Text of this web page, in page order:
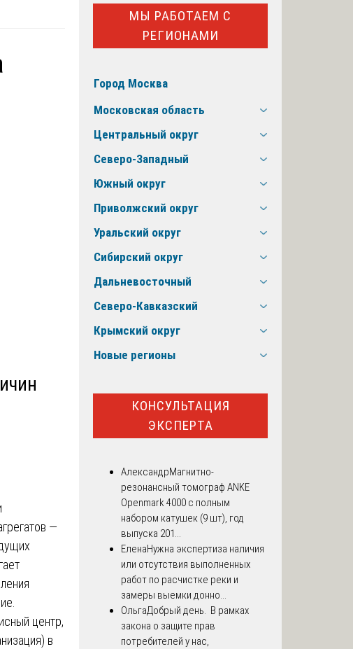
—
центр,
в
МЫ РАБОТАЕМ С
РЕГИОНАМИ
Город Москва
Московская область
Центральный округ
Северо-Западный
Южный округ
Приволжский округ
Уральский округ
Сибирский округ
Дальневосточный
Северо-Кавказский
Крымский округ
Новые регионы
КОНСУЛЬТАЦИЯ
ЭКСПЕРТА
АлександрМагнитно-
резонансный томограф ANKE
Openmark 4000 с полным
набором катушек (9 шт), год
выпуска 201...
ЕленаНужна экспертиза наличия
или отсутствия выполненных
работ по расчистке реки и
замеры выемки донно...
ОльгаДобрый день. В рамках
закона о защите прав
потребителей у нас,